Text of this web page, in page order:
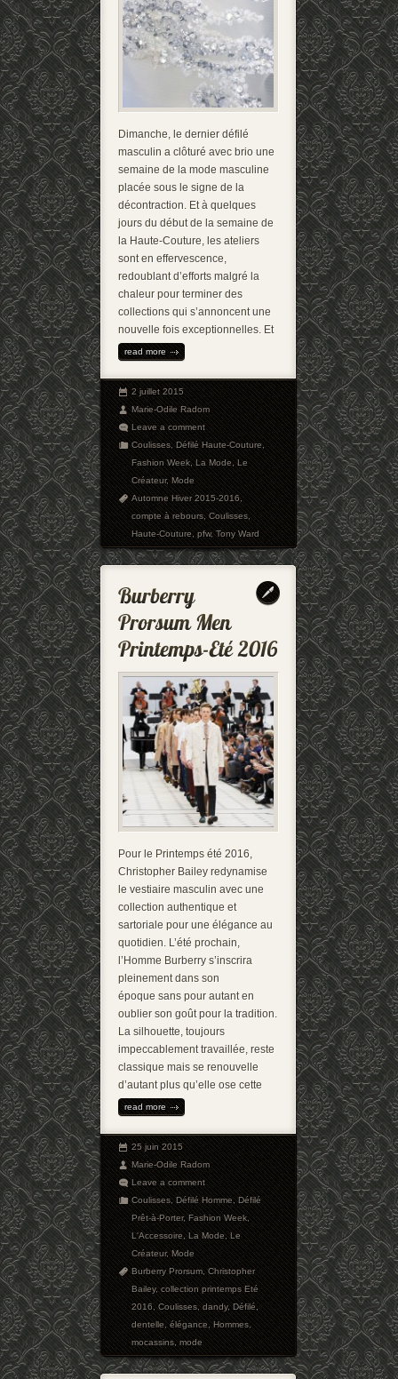
Dimanche, le dernier défilé
masculin a clôturé avec brio une
semaine de la mode masculine
placée sous le signe de la
décontraction. Et à quelques
jours du début de la semaine de
la Haute-Couture, les ateliers
sont en effervescence,
redoublant d’efforts malgré la
chaleur pour terminer des
collections qui s’annoncent une
nouvelle fois exceptionnelles. Et
read more
2 juillet 2015
Marie-Odile Radom
Leave a comment
Coulisses,Défilé Haute-Couture,
Fashion Week,La Mode,Le
Créateur,Mode
Automne Hiver 2015-2016,
compte à rebours,Coulisses,
Haute-Couture,pfw,Tony Ward
Pour le Printemps été 2016,
Christopher Bailey redynamise
le vestiaire masculin avec une
collection authentique et
sartoriale pour une élégance au
quotidien. L’été prochain,
l’Homme Burberry s’inscrira
pleinement dans son
époque sans pour autant en
oublier son goût pour la tradition.
La silhouette, toujours
impeccablement travaillée, reste
classique mais se renouvelle
d’autant plus qu’elle ose cette
read more
25 juin 2015
Marie-Odile Radom
Leave a comment
Coulisses,Défilé Homme,Défilé
Prêt-à-Porter,Fashion Week,
L'Accessoire,La Mode,Le
Créateur,Mode
Burberry Prorsum,Christopher
Bailey,collection printemps Eté
2016,Coulisses,dandy,Défilé,
dentelle,élégance,Hommes,
mocassins,mode